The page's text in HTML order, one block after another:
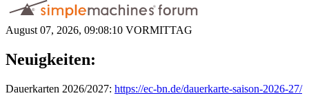
August 07, 2026, 09:08:10 VORMITTAG
Neuigkeiten:
Dauerkarten 2026/2027: https://ec-bn.de/dauerkarte-saison-2026-27/